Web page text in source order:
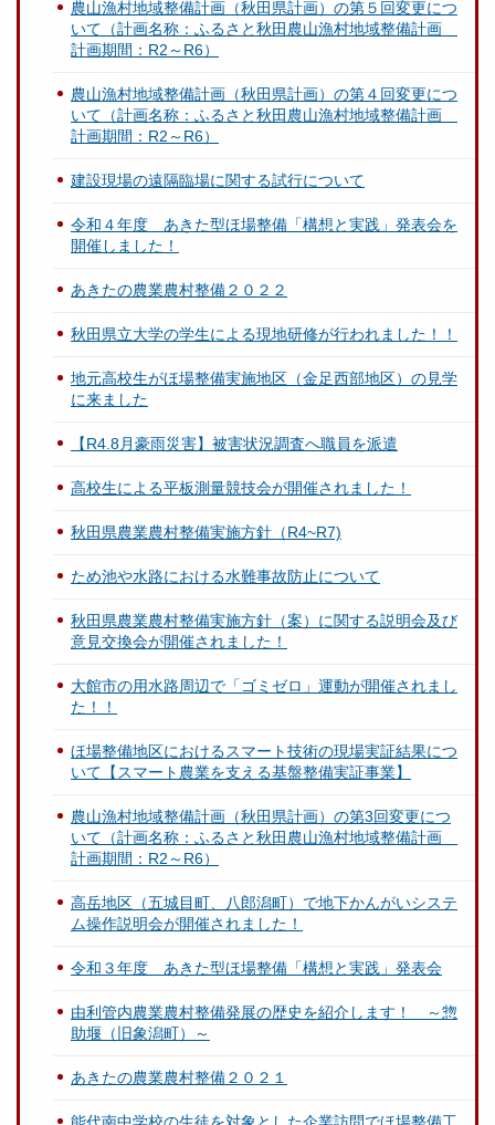
農山漁村地域整備計画（秋田県計画）の第５回変更につ
いて（計画名称：ふるさと秋田農山漁村地域整備計画
計画期間：R2～R6）
農山漁村地域整備計画（秋田県計画）の第４回変更につ
いて（計画名称：ふるさと秋田農山漁村地域整備計画
計画期間：R2～R6）
建設現場の遠隔臨場に関する試行について
令和４年度 あきた型ほ場整備「構想と実践」発表会を
開催しました！
あきたの農業農村整備２０２２
秋田県立大学の学生による現地研修が行われました！！
地元高校生がほ場整備実施地区（金足西部地区）の見学
に来ました
【R4.8月豪雨災害】被害状況調査へ職員を派遣
高校生による平板測量競技会が開催されました！
秋田県農業農村整備実施方針（R4~R7)
ため池や水路における水難事故防止について
秋田県農業農村整備実施方針（案）に関する説明会及び
意見交換会が開催されました！
大館市の用水路周辺で「ゴミゼロ」運動が開催されまし
た！！
ほ場整備地区におけるスマート技術の現場実証結果につ
いて【スマート農業を支える基盤整備実証事業】
農山漁村地域整備計画（秋田県計画）の第3回変更につ
いて（計画名称：ふるさと秋田農山漁村地域整備計画
計画期間：R2～R6）
高岳地区（五城目町、八郎潟町）で地下かんがいシステ
ム操作説明会が開催されました！
令和３年度 あきた型ほ場整備「構想と実践」発表会
由利管内農業農村整備発展の歴史を紹介します！ ～惣
助堰（旧象潟町）～
あきたの農業農村整備２０２１